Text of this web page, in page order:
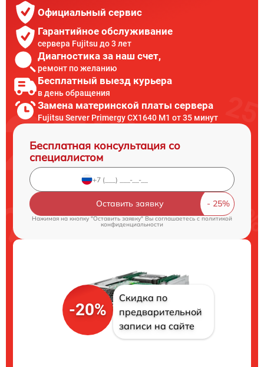
Официальный сервис
Гарантийное обслуживание
сервера Fujitsu до 3 лет
Диагностика за наш счет,
ремонт по желанию
Бесплатный выезд курьера
в день обращения
Замена материнской платы сервера
Fujitsu Server Primergy CX1640 M1 от 35 минут
Бесплатная консультация со
специалистом
Оставить заявку
Нажимая на кнопку "Оставить заявку" Вы соглашаетесь cполитикой
конфиденциальности
-20%
Скидка по
предварительной
записи на сайте